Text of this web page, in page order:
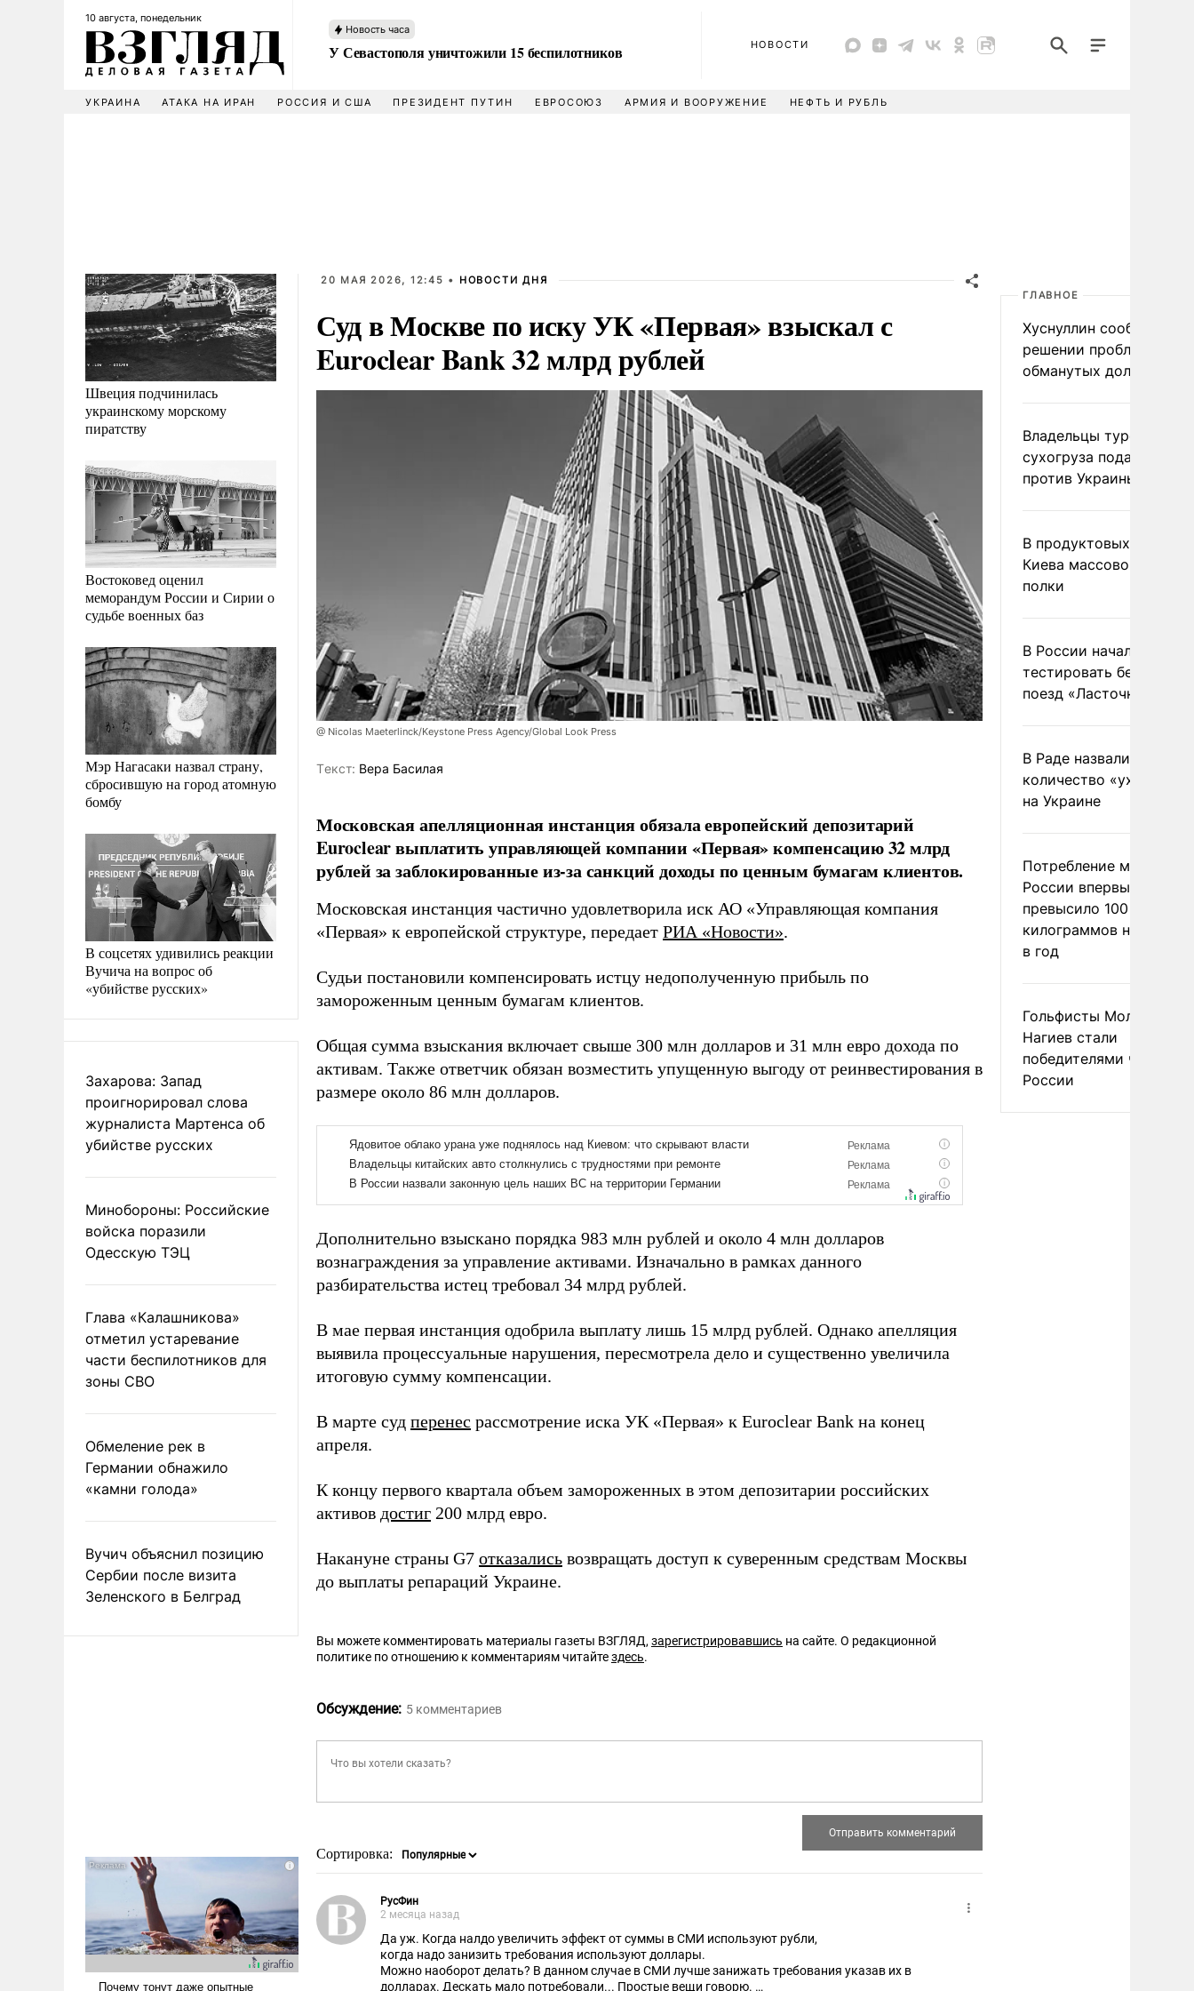
10 августа, понедельник
Новость часа
У Севастополя уничтожили 15 беспилотников НОВОСТИ
УКРАИНА АТАКА НА ИРАН РОССИЯ И США ПРЕЗИДЕНТ ПУТИН ЕВРОСОЮЗ АРМИЯ И ВООРУЖЕНИЕ НЕФТЬ И РУБЛЬ
Швеция подчинилась
украинскому морскому
пиратству
Востоковед оценил
меморандум России и Сирии о
судьбе военных баз
Мэр Нагасаки назвал страну,
сбросившую на город атомную
бомбу
В соцсетях удивились реакции
Вучича на вопрос об
«убийстве русских»
Захарова: Запад
проигнорировал слова
журналиста Мартенса об
убийстве русских
Минобороны: Российские
войска поразили
Одесскую ТЭЦ
Глава «Калашникова»
отметил устаревание
части беспилотников для
зоны СВО
Обмеление рек в
Германии обнажило
«камни голода»
Вучич объяснил позицию
Сербии после визита
Зеленского в Белград
20 МАЯ 2026, 12:45 • НОВОСТИ ДНЯ
Суд в Москве по иску УК «Первая» взыскал с
Euroclear Bank 32 млрд рублей
@ Nicolas Maeterlinck/Keystone Press Agency/Global Look Press
Tекст: Вера Басилая
Московская апелляционная инстанция обязала европейский депозитарий
Euroclear выплатить управляющей компании «Первая» компенсацию 32 млрд
рублей за заблокированные из-за санкций доходы по ценным бумагам клиентов.
Московская инстанция частично удовлетворила иск АО «Управляющая компания
«Первая» к европейской структуре, передает РИА «Новости».
Судьи постановили компенсировать истцу недополученную прибыль по
замороженным ценным бумагам клиентов.
Общая сумма взыскания включает свыше 300 млн долларов и 31 млн евро дохода по
активам. Также ответчик обязан возместить упущенную выгоду от реинвестирования в
размере около 86 млн долларов.
Дополнительно взыскано порядка 983 млн рублей и около 4 млн долларов
вознаграждения за управление активами. Изначально в рамках данного
разбирательства истец требовал 34 млрд рублей.
В мае первая инстанция одобрила выплату лишь 15 млрд рублей. Однако апелляция
выявила процессуальные нарушения, пересмотрела дело и существенно увеличила
итоговую сумму компенсации.
В марте суд перенес рассмотрение иска УК «Первая» к Euroclear Bank на конец
апреля.
К концу первого квартала объем замороженных в этом депозитарии российских
активов достиг 200 млрд евро.
Накануне страны G7 отказались возвращать доступ к суверенным средствам Москвы
до выплаты репараций Украине.
Вы можете комментировать материалы газеты ВЗГЛЯД,зарегистрировавшись на сайте. О редакционной
политике по отношению к комментариям читайтездесь.
Обсуждение: 5 комментариев
Сортировка:
РусФин
2 месяца назад
Да уж. Когда налдо увеличить эффект от суммы в СМИ используют рубли,
когда надо занизить требования используют доллары.
Можно наоборот делать? В данном случае в СМИ лучше занижать требования указав их в
долларах. Дескать мало потребовали... Простые вещи говорю.
ГЛАВНОЕ
Хуснуллин сообщил о
решении проблемы
обманутых дольщиков
Владельцы турецкого
сухогруза подадут иск
против Украины в Гаагу
В продуктовых
Киева массово
полки
В России начали
тестировать
поезд «Ласточка»
В Раде назвали
количество
на Украине
Потребление мяса в
России впервые
превысило 100
килограммов на
в год
Гольфисты
Нагиев стали
победителями
России